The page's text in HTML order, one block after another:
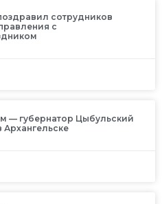
сотрудников
с
— губернатор Цыбульский
Архангельске